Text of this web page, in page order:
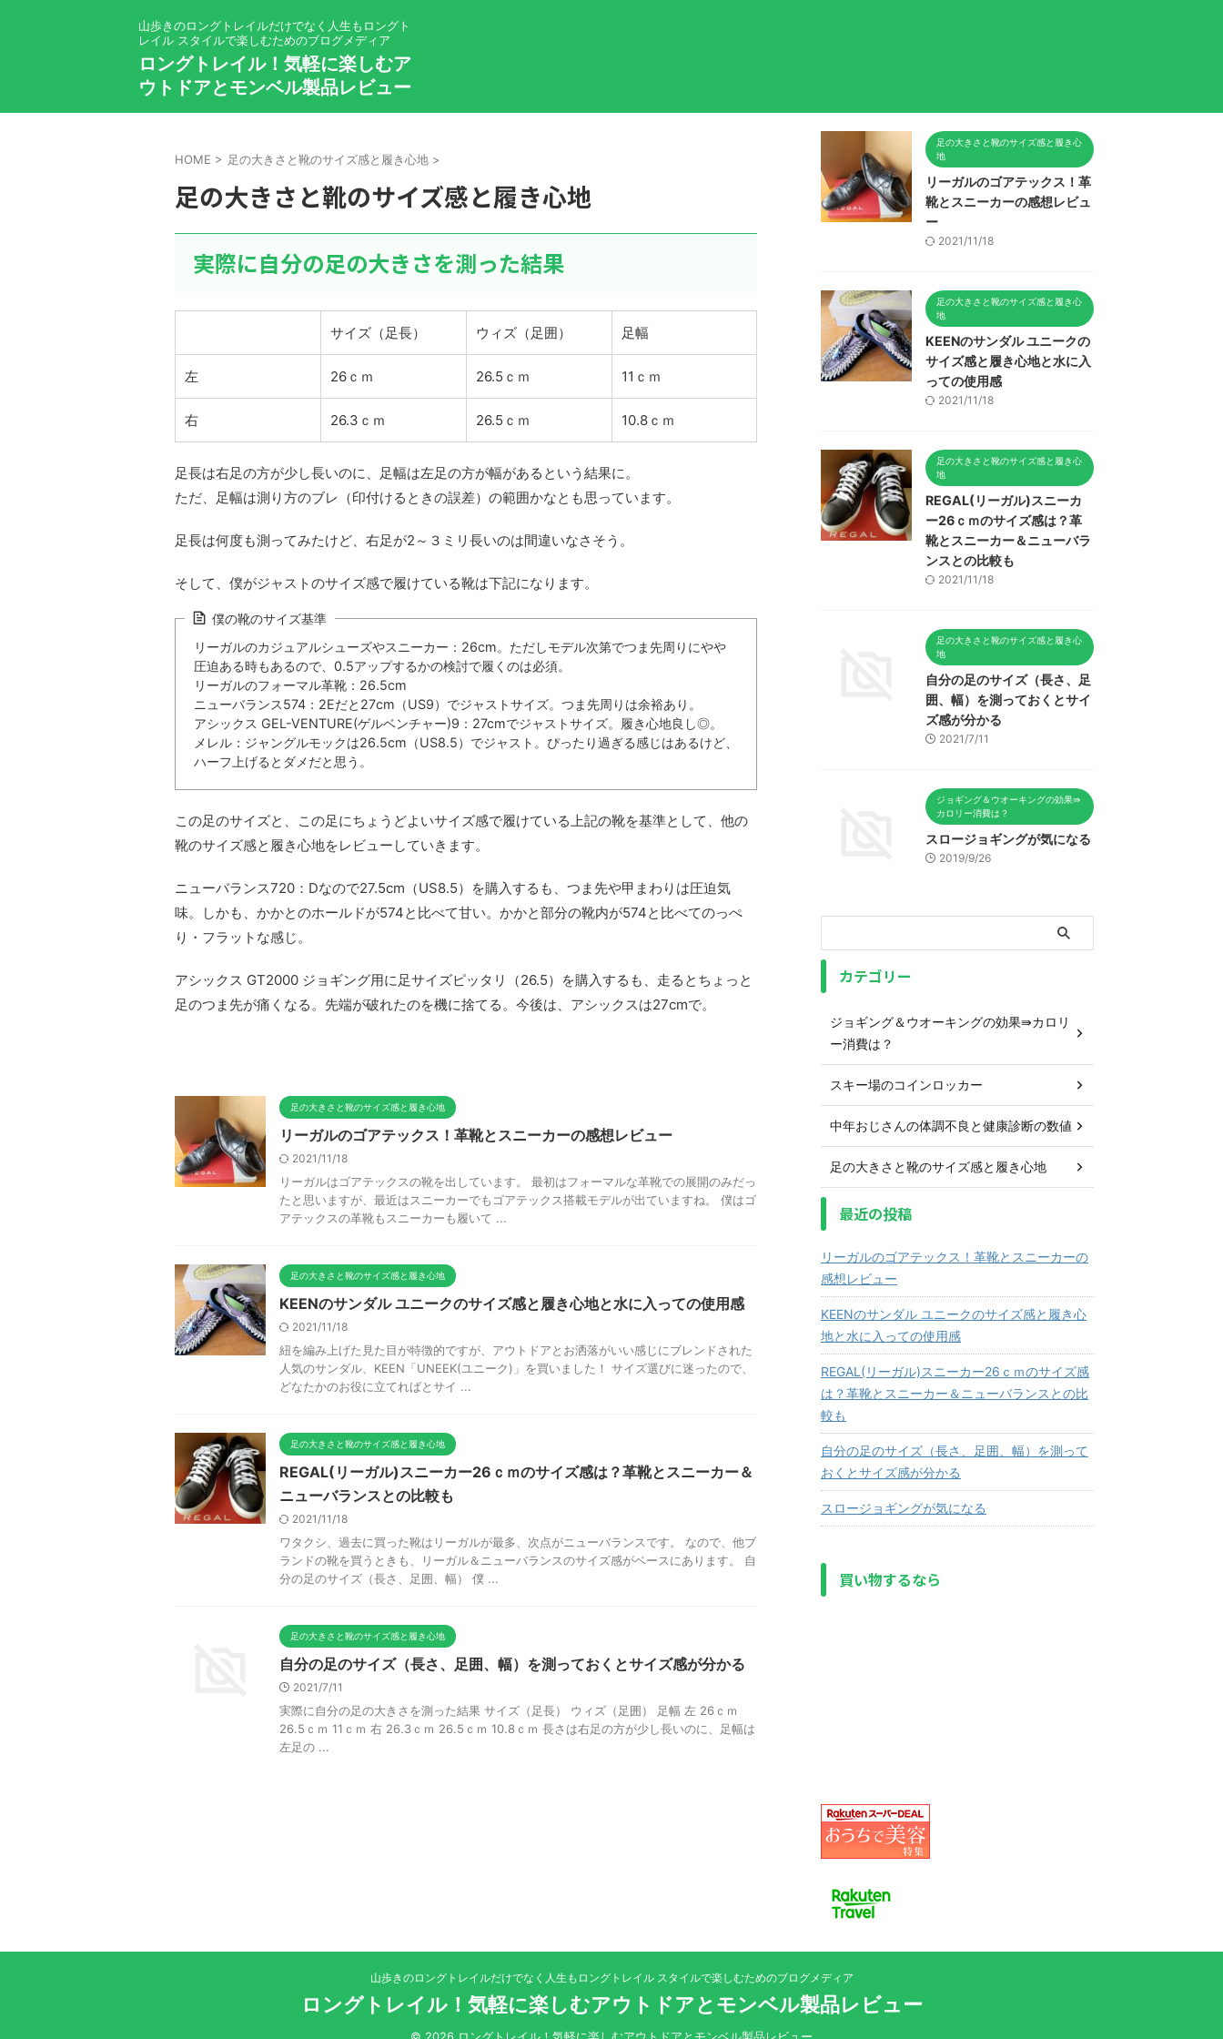
山歩きのロングトレイルだけでなく人生もロングト
レイル スタイルで楽しむためのブログメディア
ロングトレイル！気軽に楽しむア
ウトドアとモンベル製品レビュー
HOME > 足の大きさと靴のサイズ感と履き心地 >
足の大きさと靴のサイズ感と履き心地
実際に自分の足の大きさを測った結果
サイズ（足長） ウィズ（足囲） 足幅
左 26ｃｍ 26.5ｃｍ 11ｃｍ
右 26.3ｃｍ 26.5ｃｍ 10.8ｃｍ
足長は右足の方が少し長いのに、足幅は左足の方が幅があるという結果に。
ただ、足幅は測り方のブレ（印付けるときの誤差）の範囲かなとも思っています。
足長は何度も測ってみたけど、右足が2～３ミリ長いのは間違いなさそう。
そして、僕がジャストのサイズ感で履けている靴は下記になります。
僕の靴のサイズ基準
リーガルのカジュアルシューズやスニーカー：26cm。ただしモデル次第でつま先周りにやや
圧迫ある時もあるので、0.5アップするかの検討で履くのは必須。
リーガルのフォーマル革靴：26.5cm
ニューバランス574：2Eだと27cm（US9）でジャストサイズ。つま先周りは余裕あり。
アシックス GEL-VENTURE(ゲルベンチャー)9：27cmでジャストサイズ。履き心地良し◎。
メレル：ジャングルモックは26.5cm（US8.5）でジャスト。ぴったり過ぎる感じはあるけど、
ハーフ上げるとダメだと思う。
この足のサイズと、この足にちょうどよいサイズ感で履けている上記の靴を基準として、他の
靴のサイズ感と履き心地をレビューしていきます。
ニューバランス720：Dなので27.5cm（US8.5）を購入するも、つま先や甲まわりは圧迫気
味。しかも、かかとのホールドが574と比べて甘い。かかと部分の靴内が574と比べてのっぺ
り・フラットな感じ。
アシックス GT2000 ジョギング用に足サイズピッタリ（26.5）を購入するも、走るとちょっと
足のつま先が痛くなる。先端が破れたのを機に捨てる。今後は、アシックスは27cmで。
足の大きさと靴のサイズ感と履き心地
リーガルのゴアテックス！革靴とスニーカーの感想レビュー
2021/11/18
リーガルはゴアテックスの靴を出しています。 最初はフォーマルな革靴での展開のみだっ
たと思いますが、最近はスニーカーでもゴアテックス搭載モデルが出ていますね。 僕はゴ
アテックスの革靴もスニーカーも履いて ...
足の大きさと靴のサイズ感と履き心地
KEENのサンダル ユニークのサイズ感と履き心地と水に入っての使用感
2021/11/18
紐を編み上げた見た目が特徴的ですが、アウトドアとお洒落がいい感じにブレンドされた
人気のサンダル、KEEN「UNEEK(ユニーク)」を買いました！ サイズ選びに迷ったので、
どなたかのお役に立てればとサイ ...
足の大きさと靴のサイズ感と履き心地
REGAL(リーガル)スニーカー26ｃｍのサイズ感は？革靴とスニーカー＆
ニューバランスとの比較も
2021/11/18
ワタクシ、過去に買った靴はリーガルが最多、次点がニューバランスです。 なので、他ブ
ランドの靴を買うときも、リーガル＆ニューバランスのサイズ感がベースにあります。 自
分の足のサイズ（長さ、足囲、幅） 僕 ...
足の大きさと靴のサイズ感と履き心地
自分の足のサイズ（長さ、足囲、幅）を測っておくとサイズ感が分かる
2021/7/11
実際に自分の足の大きさを測った結果 サイズ（足長） ウィズ（足囲） 足幅 左 26ｃｍ
26.5ｃｍ 11ｃｍ 右 26.3ｃｍ 26.5ｃｍ 10.8ｃｍ 長さは右足の方が少し長いのに、足幅は
左足の ...
足の大きさと靴のサイズ感と履き心
地
リーガルのゴアテックス！革
靴とスニーカーの感想レビュ
ー
2021/11/18
足の大きさと靴のサイズ感と履き心
地
KEENのサンダル ユニークの
サイズ感と履き心地と水に入
っての使用感
2021/11/18
足の大きさと靴のサイズ感と履き心
地
REGAL(リーガル)スニーカ
ー26ｃｍのサイズ感は？革
靴とスニーカー＆ニューバラ
ンスとの比較も
2021/11/18
足の大きさと靴のサイズ感と履き心
地
自分の足のサイズ（長さ、足
囲、幅）を測っておくとサイ
ズ感が分かる
2021/7/11
ジョギング＆ウオーキングの効果⇛
カロリー消費は？
スロージョギングが気になる
2019/9/26
カテゴリー
ジョギング＆ウオーキングの効果⇛カロリ
ー消費は？
スキー場のコインロッカー
中年おじさんの体調不良と健康診断の数値
足の大きさと靴のサイズ感と履き心地
最近の投稿
リーガルのゴアテックス！革靴とスニーカーの
感想レビュー
KEENのサンダル ユニークのサイズ感と履き心
地と水に入っての使用感
REGAL(リーガル)スニーカー26ｃｍのサイズ感
は？革靴とスニーカー＆ニューバランスとの比
較も
自分の足のサイズ（長さ、足囲、幅）を測って
おくとサイズ感が分かる
スロージョギングが気になる
買い物するなら
山歩きのロングトレイルだけでなく人生もロングトレイル スタイルで楽しむためのブログメディア
ロングトレイル！気軽に楽しむアウトドアとモンベル製品レビュー